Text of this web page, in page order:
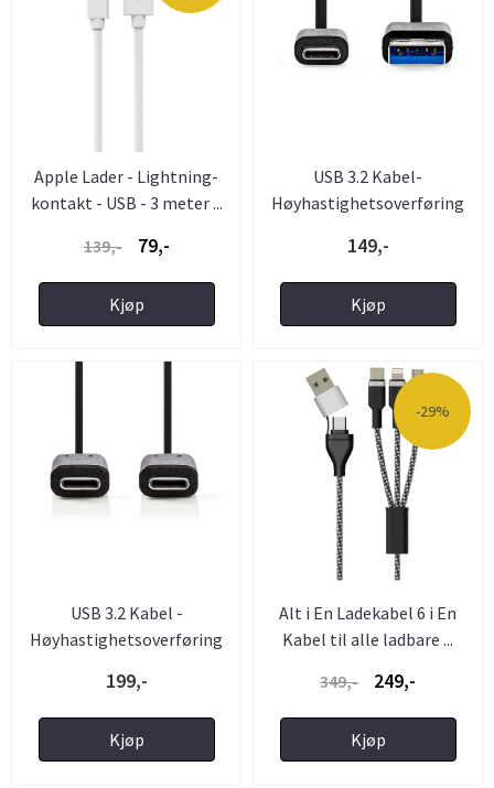
Apple Lader - Lightning-
kontakt - USB - 3 meter ...
139,-
79,-
Kjøp
USB 3.2 Kabel-
Høyhastighetsoverføring
149,-
Kjøp
USB 3.2 Kabel -
Høyhastighetsoverføring
199,-
Kjøp
-29%
Alt i En Ladekabel 6 i En
Kabel til alle ladbare ...
349,-
249,-
Kjøp